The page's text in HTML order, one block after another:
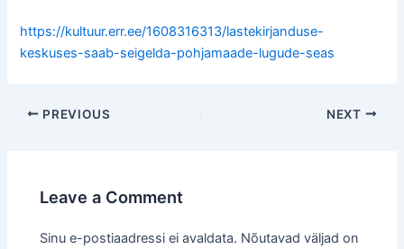
https://kultuur.err.ee/1608316313/lastekirjanduse-
keskuses-saab-seigelda-pohjamaade-lugude-seas
Post
PREVIOUS NEXT
Leave a Comment
Sinu e-postiaadressi ei avaldata. Nõutavad väljad on